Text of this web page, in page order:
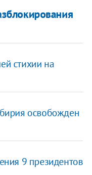
стихии на
освобожден
9 президентов